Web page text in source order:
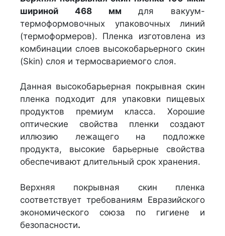
шириной 468 мм для вакуум-
термоформовочных упаковочных линий
(термоформеров). Пленка изготовлена из
комбинации слоев высокобарьерного скин
(Skin) слоя и термосвариемого слоя.
Данная высокобарьерная покрывная скин
пленка подходит для упаковки пищевых
продуктов премиум класса. Хорошие
оптические свойства пленки создают
иллюзию лежащего на подложке
продукта, высокие барьерные свойства
обеспечивают длительный срок хранения.
Верхняя покрывная скин пленка
соответствует требованиям Евразийского
экономического союза по гигиене и
безопасности.